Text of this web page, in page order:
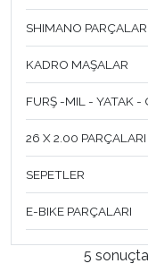
SHIMANO PARÇALARI
KADRO MAŞALAR
FURŞ -MIL - YATAK -
26 X 2.00 PARÇALARI
SEPETLER
E-BIKE PARÇALARI
5